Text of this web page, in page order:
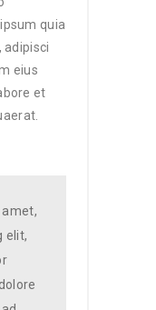
quia
adipisci
eius
et
amet,
elit,